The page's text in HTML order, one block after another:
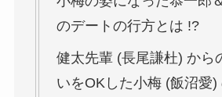
のデートの行方とは !?
健太先輩 (長尾謙杜) から
いをOKした小梅 (飯沼愛)